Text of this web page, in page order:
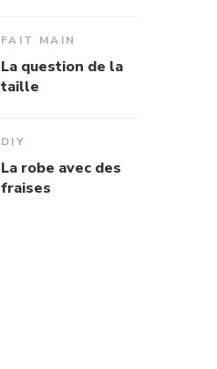
FAIT MAIN
La question de la
taille
DIY
La robe avec des
fraises